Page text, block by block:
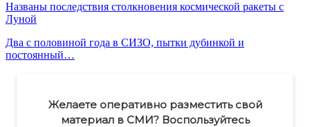
Названы последствия столкновения космической ракеты с
Луной
Два с половиной года в СИЗО, пытки дубинкой и
постоянный…
Желаете оперативно разместить свой
материал в СМИ? Воспользуйтесь